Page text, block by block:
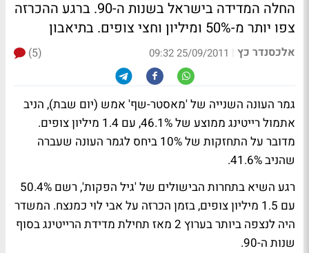
החלה המדידה בישראל בשנות ה-90. ברגע ההכרזה
צפו יותר מ-50% ומיליון וחצי צופים. בתיאבון
אלכסנדר כץ |
25/09/2011 09:32
(5)
גמר העונה השנייה של 'מאסטר-שף' אמש (יום שבת), הניב
אתמול רייטינג ממוצע של 46.1%, עם 1.4 מיליון צופים.
מדובר על התחזקות של 10% ביחס לגמר העונה שעברה
שהניב 41.6%.
רגע השיא בתחרות הבישולים של 'גיל הפקות', רשם 50.4%
עם 1.5 מיליון צופים, בזמן הכרזה על אבי לוי כמנצח. המשדר
היה לנצפה ביותר בערוץ 2 מאז תחילת מדידת הרייטינג בסוף
שנות ה-90.